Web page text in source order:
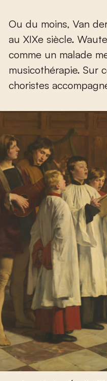
Ou du moins, Van
au XIXe siècle.
comme un malade
musicothérapie. Sur
choristes